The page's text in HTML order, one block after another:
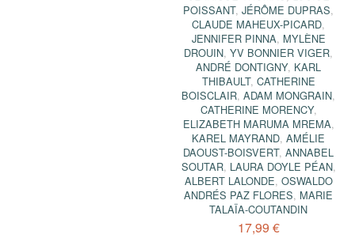
POISSANT,JÉRÔME DUPRAS,
CLAUDE MAHEUX-PICARD,
JENNIFER PINNA, MYLÈNE
DROUIN,YV BONNIER VIGER,
ANDRÉ DONTIGNY, KARL
THIBAULT, CATHERINE
BOISCLAIR,ADAM MONGRAIN,
CATHERINE MORENCY,
ELIZABETH MARUMA MREMA,
KAREL MAYRAND,AMÉLIE
DAOUST-BOISVERT,ANNABEL
SOUTAR, LAURA DOYLE PÉAN,
ALBERT LALONDE, OSWALDO
ANDRÉS PAZ FLORES, MARIE
TALAÏA-COUTANDIN
17,99 €